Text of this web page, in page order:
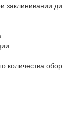
заклинивании
количества